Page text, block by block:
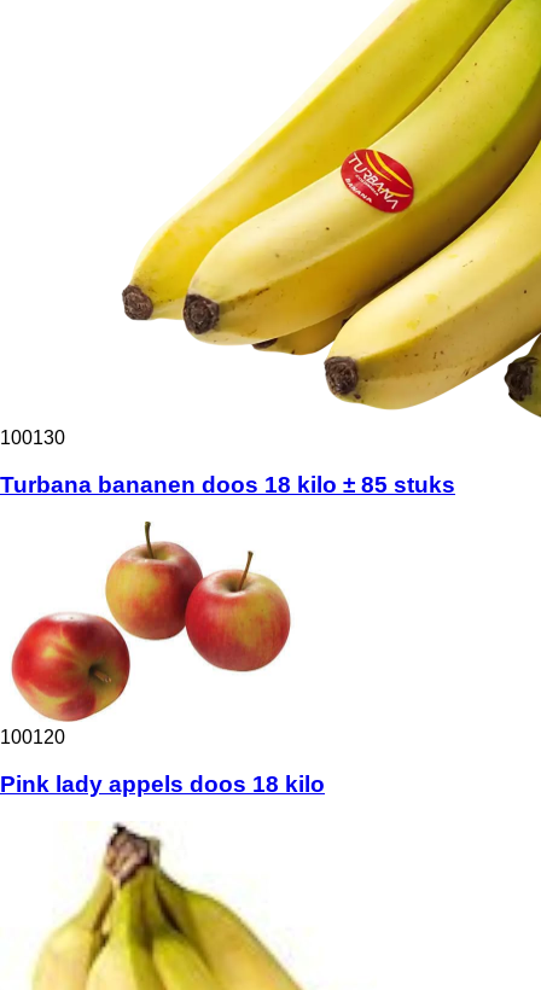
100130
Turbana bananen doos 18 kilo ± 85 stuks
100120
Pink lady appels doos 18 kilo